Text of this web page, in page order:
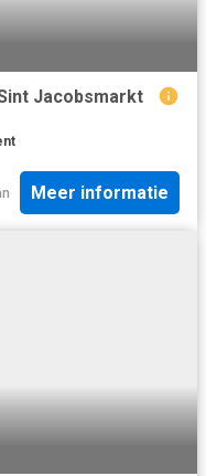
Jacobsmarkt
Meer informatie